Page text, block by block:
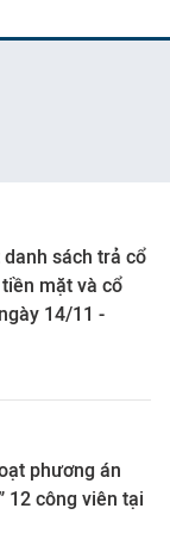
danh sách trả cổ
mặt và cổ
14/11 -
phương án
12 công viên tại